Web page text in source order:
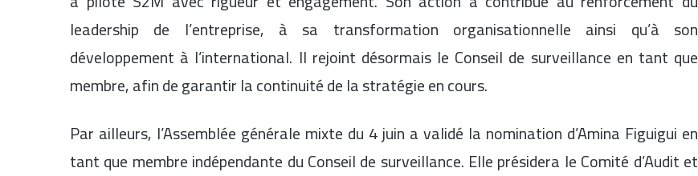
leadership de l’entreprise, à sa transformation organisationnelle ainsi qu’à son
développement à l’international. Il rejoint désormais le Conseil de surveillance en tant que
membre, afin de garantir la continuité de la stratégie en cours.
Par ailleurs, l’Assemblée générale mixte du 4 juin a validé la nomination d’Amina Figuigui en
tant que membre indépendante du Conseil de surveillance. Elle présidera le Comité d’Audit et